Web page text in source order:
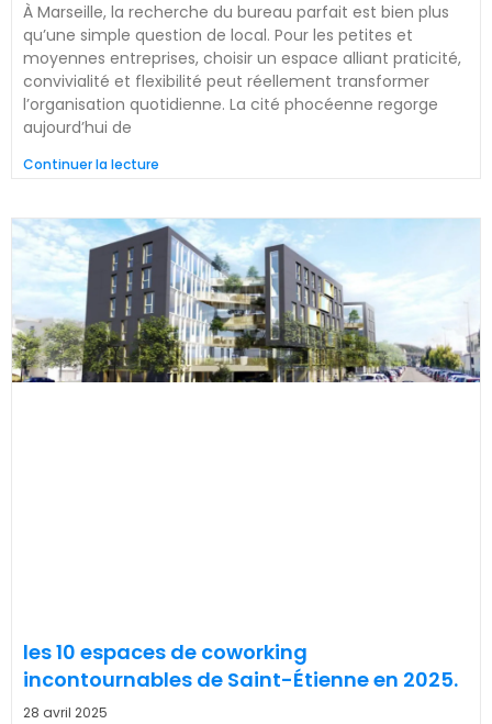
À Marseille, la recherche du bureau parfait est bien plus
qu’une simple question de local. Pour les petites et
moyennes entreprises, choisir un espace alliant praticité,
convivialité et flexibilité peut réellement transformer
l’organisation quotidienne. La cité phocéenne regorge
aujourd’hui de
Continuer la lecture
les 10 espaces de coworking
incontournables de Saint-Étienne en 2025.
28 avril 2025